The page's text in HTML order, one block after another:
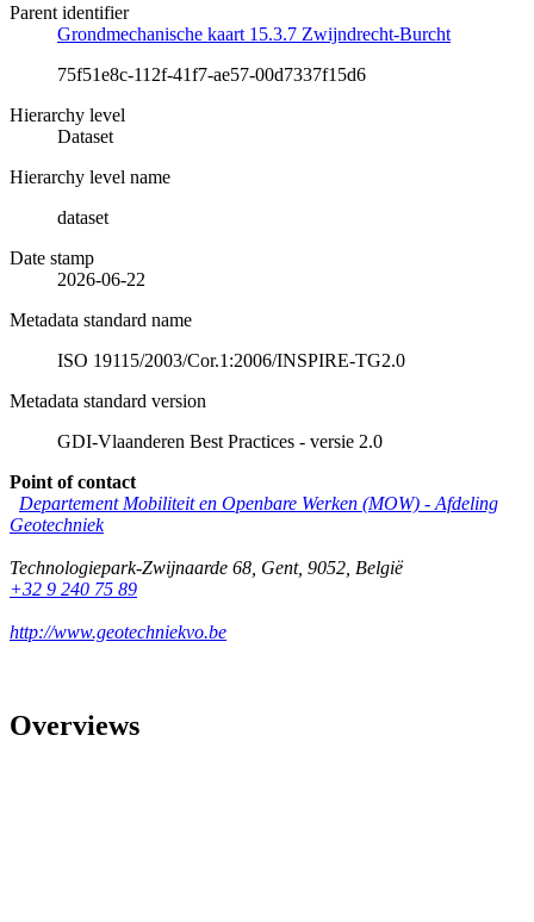
Parent identifier
Grondmechanische kaart 15.3.7 Zwijndrecht-Burcht
75f51e8c-112f-41f7-ae57-00d7337f15d6
Hierarchy level
Dataset
Hierarchy level name
dataset
Date stamp
2026-06-22
Metadata standard name
ISO 19115/2003/Cor.1:2006/INSPIRE-TG2.0
Metadata standard version
GDI-Vlaanderen Best Practices - versie 2.0
Point of contact
Departement Mobiliteit en Openbare Werken (MOW) - Afdeling
Geotechniek
Technologiepark-Zwijnaarde 68 Gent, 9052 België
+32 9 240 75 89
http://www.geotechniekvo.be
Overviews